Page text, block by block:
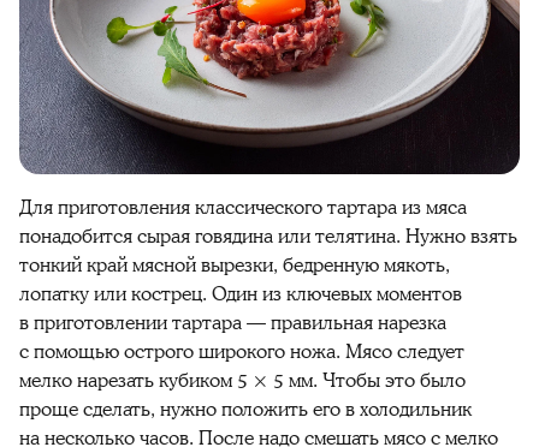
Для приготовления классического тартара из мяса
понадобится сырая говядина или телятина. Нужно взять
тонкий край мясной вырезки, бедренную мякоть,
лопатку или кострец. Один из ключевых моментов
в приготовлении тартара — правильная нарезка
с помощью острого широкого ножа. Мясо следует
мелко нарезать кубиком 5 × 5 мм. Чтобы это было
проще сделать, нужно положить его в холодильник
на несколько часов. После надо смешать мясо с мелко